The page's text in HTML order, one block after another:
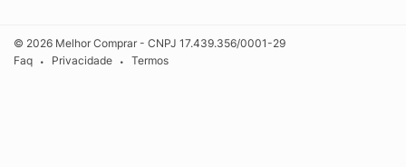
© 2026 Melhor Comprar - CNPJ 17.439.356/0001-29
Faq
• Privacidade • Termos